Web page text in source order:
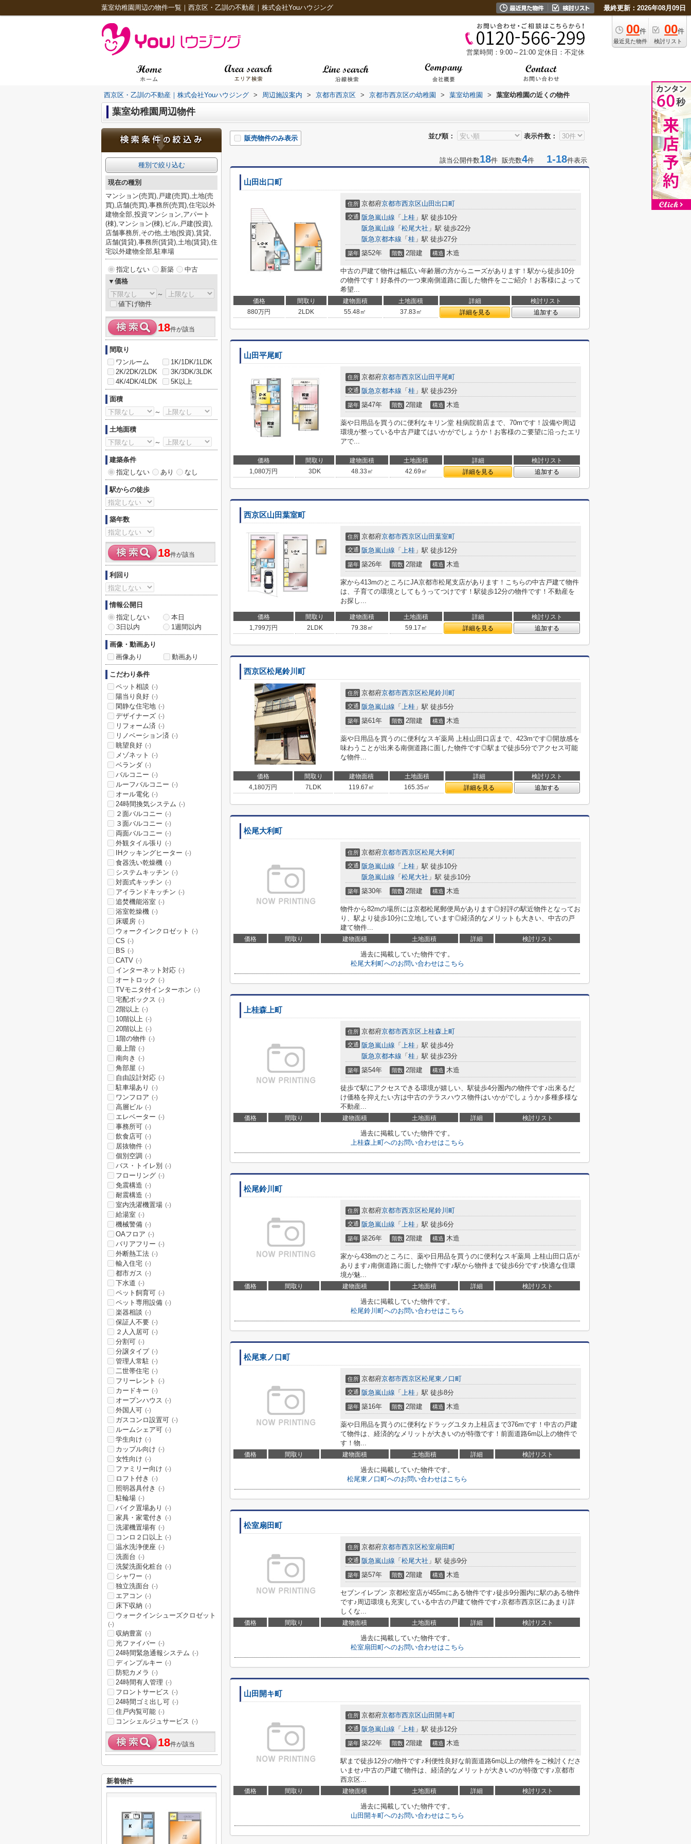
葉室幼稚園周辺の物件一覧｜西京区・乙訓の不動産｜株式会社Youハウジング 最終更新：2026年08月09日
00件
最近見た物件
00件
検討リスト
営業時間：9:00～21:00 定休日：不定休
西京区・乙訓の不動産｜株式会社Youハウジング > 周辺施設案内 > 京都市西京区 > 京都市西京区の幼稚園 > 葉室幼稚園 > 葉室幼稚園の近くの物件
葉室幼稚園周辺物件
並び順： 表示件数：
販売物件のみ表示
該当公開件数18件 販売数4件 1-18件表示
山田出口町
住所 京都府京都市西京区山田出口町
交通 阪急嵐山線 「 上桂 」駅 徒歩10分
阪急嵐山線 「 松尾大社 」駅 徒歩22分
阪急京都本線 「 桂 」駅 徒歩27分
築年 築52年 階数 2階建 構造 木造
中古の戸建て物件は幅広い年齢層の方からニーズがあります！駅から徒歩10分
の物件です！好条件の一つ東南側道路に面した物件をごご紹介！お客様によって
希望...
価格 間取り 建物面積 土地面積 詳細
検討リスト
880万円 2LDK 55.48㎡ 37.83㎡ 詳細を見る 追加する
山田平尾町
住所 京都府京都市西京区山田平尾町
交通 阪急京都本線 「 桂 」駅 徒歩23分
築年 築47年 階数 2階建 構造 木造
薬や日用品を買うのに便利なキリン堂 桂病院前店まで、70mです！設備や周辺
環境が整っている中古戸建てはいかがでしょうか！お客様のご要望に沿ったエリ
アで...
価格 間取り 建物面積 土地面積 詳細
検討リスト
1,080万円 3DK 48.33㎡ 42.69㎡ 詳細を見る 追加する
西京区山田葉室町
住所 京都府京都市西京区山田葉室町
交通 阪急嵐山線 「 上桂 」駅 徒歩12分
築年 築26年 階数 2階建 構造 木造
家から413mのところにJA京都市松尾支店があります！こちらの中古戸建て物件
は、子育ての環境としてもうってつけです！駅徒歩12分の物件です！不動産を
お探し...
価格 間取り 建物面積 土地面積 詳細
検討リスト
1,799万円 2LDK 79.38㎡ 59.17㎡ 詳細を見る 追加する
西京区松尾鈴川町
住所 京都府京都市西京区松尾鈴川町
交通 阪急嵐山線 「 上桂 」駅 徒歩5分
築年 築61年 階数 2階建 構造 木造
薬や日用品を買うのに便利なスギ薬局 上桂山田口店まで、423mです◎開放感を
味わうことが出来る南側道路に面した物件です◎駅まで徒歩5分でアクセス可能
な物件...
価格 間取り 建物面積 土地面積 詳細
検討リスト
4,180万円 7LDK 119.67㎡ 165.35㎡ 詳細を見る 追加する
松尾大利町
住所 京都府京都市西京区松尾大利町
交通 阪急嵐山線 「 上桂 」駅 徒歩10分
阪急嵐山線 「 松尾大社 」駅 徒歩10分
築年 築30年 階数 2階建 構造 木造
物件から82mの場所には京都松尾郵便局があります◎好評の駅近物件となってお
り、駅より徒歩10分に立地しています◎経済的なメリットも大きい、中古の戸
建て物件...
価格 間取り 建物面積 土地面積 詳細 検討リスト
過去に掲載していた物件です。
松尾大利町へのお問い合わせはこちら
上桂森上町
住所 京都府京都市西京区上桂森上町
交通 阪急嵐山線 「 上桂 」駅 徒歩4分
阪急京都本線 「 桂 」駅 徒歩23分
築年 築54年 階数 2階建 構造 木造
徒歩で駅にアクセスできる環境が嬉しい、駅徒歩4分圏内の物件です♪出来るだ
け価格を抑えたい方は中古のテラスハウス物件はいかがでしょうか♪多種多様な
不動産...
価格 間取り 建物面積 土地面積 詳細 検討リスト
過去に掲載していた物件です。
上桂森上町へのお問い合わせはこちら
松尾鈴川町
住所 京都府京都市西京区松尾鈴川町
交通 阪急嵐山線 「 上桂 」駅 徒歩6分
築年 築26年 階数 2階建 構造 木造
家から438mのところに、薬や日用品を買うのに便利なスギ薬局 上桂山田口店が
あります♪南側道路に面した物件です♪駅から物件まで徒歩6分です♪快適な住環
境が魅...
価格 間取り 建物面積 土地面積 詳細 検討リスト
過去に掲載していた物件です。
松尾鈴川町へのお問い合わせはこちら
松尾東ノ口町
住所 京都府京都市西京区松尾東ノ口町
交通 阪急嵐山線 「 上桂 」駅 徒歩8分
築年 築16年 階数 2階建 構造 木造
薬や日用品を買うのに便利なドラッグユタカ上桂店まで376mです！中古の戸建
て物件は、経済的なメリットが大きいのが特徴です！前面道路6m以上の物件で
す！物...
価格 間取り 建物面積 土地面積 詳細 検討リスト
過去に掲載していた物件です。
松尾東ノ口町へのお問い合わせはこちら
松室扇田町
住所 京都府京都市西京区松室扇田町
交通 阪急嵐山線 「 松尾大社 」駅 徒歩9分
築年 築57年 階数 2階建 構造 木造
セブンイレブン 京都松室店が455mにある物件です♪徒歩9分圏内に駅のある物件
です♪周辺環境も充実している中古の戸建て物件です♪京都市西京区にあまり詳
しくな...
価格 間取り 建物面積 土地面積 詳細 検討リスト
過去に掲載していた物件です。
松室扇田町へのお問い合わせはこちら
山田開キ町
住所 京都府京都市西京区山田開キ町
交通 阪急嵐山線 「 上桂 」駅 徒歩12分
築年 築22年 階数 2階建 構造 木造
駅まで徒歩12分の物件です♪利便性良好な前面道路6m以上の物件をご検討くださ
いませ♪中古の戸建て物件は、経済的なメリットが大きいのが特徴です♪京都市
西京区...
価格 間取り 建物面積 土地面積 詳細 検討リスト
過去に掲載していた物件です。
山田開キ町へのお問い合わせはこちら
種別で絞り込む
現在の種別
マンション(売買),戸建(売買),土地(売
買),店舗(売買),事務所(売買),住宅以外
建物全部,投資マンション,アパート
(棟),マンション(棟),ビル,戸建(投資),
店舗事務所,その他,土地(投資),賃貸,
店舗(賃貸),事務所(賃貸),土地(賃貸),住
宅以外建物全部,駐車場
指定しない 新築
中古
▼価格
～
値下げ物件
18件が該当
間取り
ワンルーム
1K/1DK/1LDK
2K/2DK/2LDK
3K/3DK/3LDK
4K/4DK/4LDK
5K以上
面積
～
土地面積
～
建築条件
指定しない
あり なし
駅からの徒歩
築年数
18件が該当
利回り
情報公開日
指定しない
本日
3日以内
1週間以内
画像・動画あり
画像あり
動画あり
こだわり条件
ペット相談 (-)
陽当り良好 (-)
閑静な住宅地 (-)
デザイナーズ (-)
リフォーム済 (-)
リノベーション済 (-)
眺望良好 (-)
メゾネット (-)
ベランダ (-)
バルコニー (-)
ルーフバルコニー (-)
オール電化 (-)
24時間換気システム (-)
２面バルコニー (-)
３面バルコニー (-)
両面バルコニー (-)
外観タイル張り (-)
IHクッキングヒーター (-)
食器洗い乾燥機 (-)
システムキッチン (-)
対面式キッチン (-)
アイランドキッチン (-)
追焚機能浴室 (-)
浴室乾燥機 (-)
床暖房 (-)
ウォークインクロゼット (-)
CS (-)
BS (-)
CATV (-)
インターネット対応 (-)
オートロック (-)
TVモニタ付インターホン (-)
宅配ボックス (-)
2階以上 (-)
10階以上 (-)
20階以上 (-)
1階の物件 (-)
最上階 (-)
南向き (-)
角部屋 (-)
自由設計対応 (-)
駐車場あり (-)
ワンフロア (-)
高層ビル (-)
エレベーター (-)
事務所可 (-)
飲食店可 (-)
居抜物件 (-)
個別空調 (-)
バス・トイレ別 (-)
フローリング (-)
免震構造 (-)
耐震構造 (-)
室内洗濯機置場 (-)
給湯室 (-)
機械警備 (-)
OAフロア (-)
バリアフリー (-)
外断熱工法 (-)
輸入住宅 (-)
都市ガス (-)
下水道 (-)
ペット飼育可 (-)
ペット専用設備 (-)
楽器相談 (-)
保証人不要 (-)
２人入居可 (-)
分割可 (-)
分譲タイプ (-)
管理人常駐 (-)
二世帯住宅 (-)
フリーレント (-)
カードキー (-)
オープンハウス (-)
外国人可 (-)
ガスコンロ設置可 (-)
ルームシェア可 (-)
学生向け (-)
カップル向け (-)
女性向け (-)
ファミリー向け (-)
ロフト付き (-)
照明器具付き (-)
駐輪場 (-)
バイク置場あり (-)
家具・家電付き (-)
洗濯機置場有 (-)
コンロ２口以上 (-)
温水洗浄便座 (-)
洗面台 (-)
洗髪洗面化粧台 (-)
シャワー (-)
独立洗面台 (-)
エアコン (-)
床下収納 (-)
ウォークインシューズクロゼット
(-)
収納豊富 (-)
光ファイバー (-)
24時間緊急通報システム (-)
ディンプルキー (-)
防犯カメラ (-)
24時間有人管理 (-)
フロントサービス (-)
24時間ゴミ出し可 (-)
住戸内覧可能 (-)
コンシェルジュサービス (-)
18件が該当
新着物件